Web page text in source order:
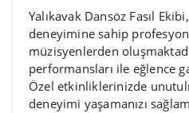
Yalıkavak Dansöz Fasıl
deneyimine sahip
müzisyenlerden
performansları ile eğlence
Özel etkinliklerinizde
deneyimi yaşamanızı